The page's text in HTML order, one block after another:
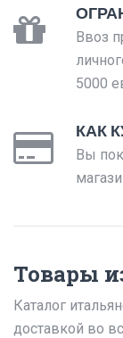
Ввоз
5000
КАК
Вы
Товары
Каталог
доставкой во